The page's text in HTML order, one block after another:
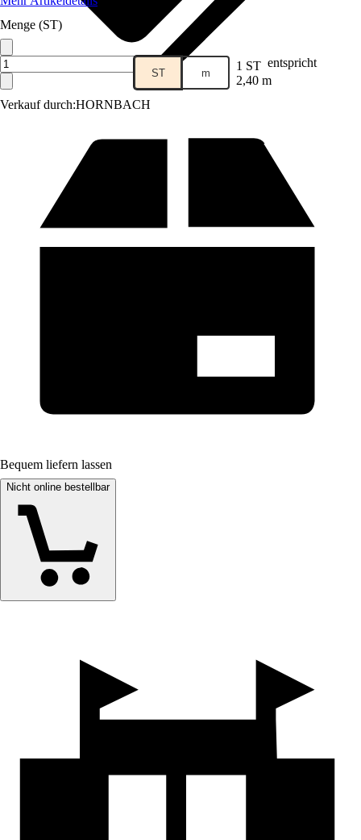
Verkauf durch:HORNBACH
Menge (ST)
ST m 1 ST entspricht
2,40 m
Bequem liefern lassen
Nicht online bestellbar